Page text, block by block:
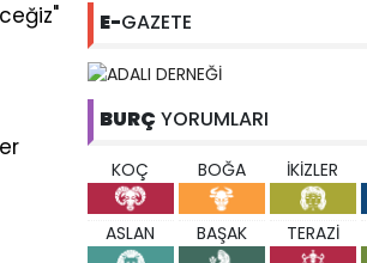
E-GAZETE
BURÇ YORUMLARI
KOÇ BOĞA İKİZLER
ASLAN BAŞAK TERAZİ